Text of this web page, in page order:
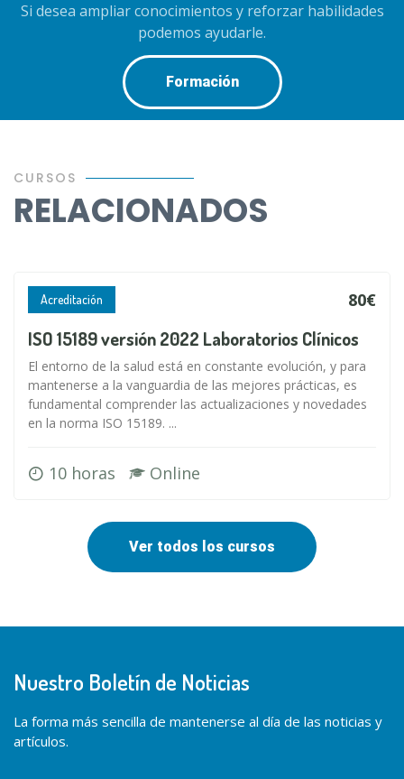
Si desea ampliar conocimientos y reforzar habilidades
podemos ayudarle.
Formación
CURSOS
RELACIONADOS
Acreditación 80€
ISO 15189 versión 2022 Laboratorios Clínicos
El entorno de la salud está en constante evolución, y para
mantenerse a la vanguardia de las mejores prácticas, es
fundamental comprender las actualizaciones y novedades
en la norma ISO 15189. ...
10 horas Online
Ver todos los cursos
Nuestro Boletín de Noticias
La forma más sencilla de mantenerse al día de las noticias y
artículos.